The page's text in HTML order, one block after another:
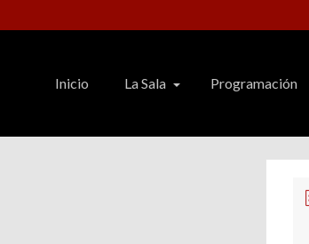
Inicio La Sala Programación